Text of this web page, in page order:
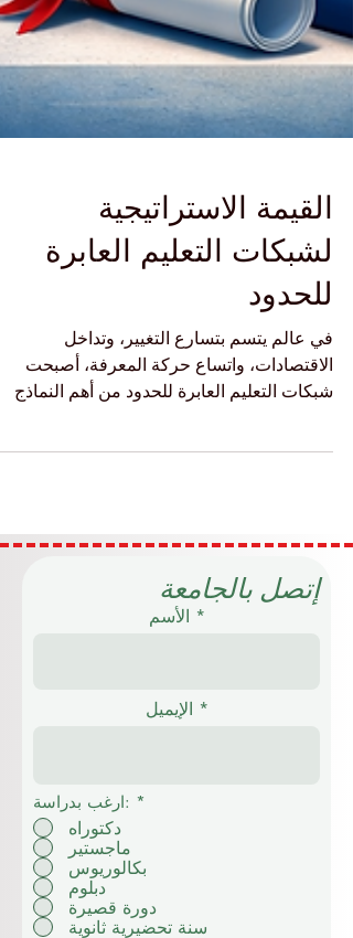
القيمة الاستراتيجية
لشبكات التعليم العابرة
للحدود
في عالم يتسم بتسارع التغيير، وتداخل
الاقتصادات، واتساع حركة المعرفة، أصبحت
التعليمية التي تعكس روح العصر. فهي لا تمثل
الانفتاح، والتكامل، وتبادل الخبرات، وبناء فرص
وسوق العمل. لقد تغيّر مفهوم التعليم في
الأخيرة. لم يعد الطالب يبحث فقط عن برنامج
إتصل بالجامعة
دكتوراه
ماجستير
بكالوريوس
دبلوم